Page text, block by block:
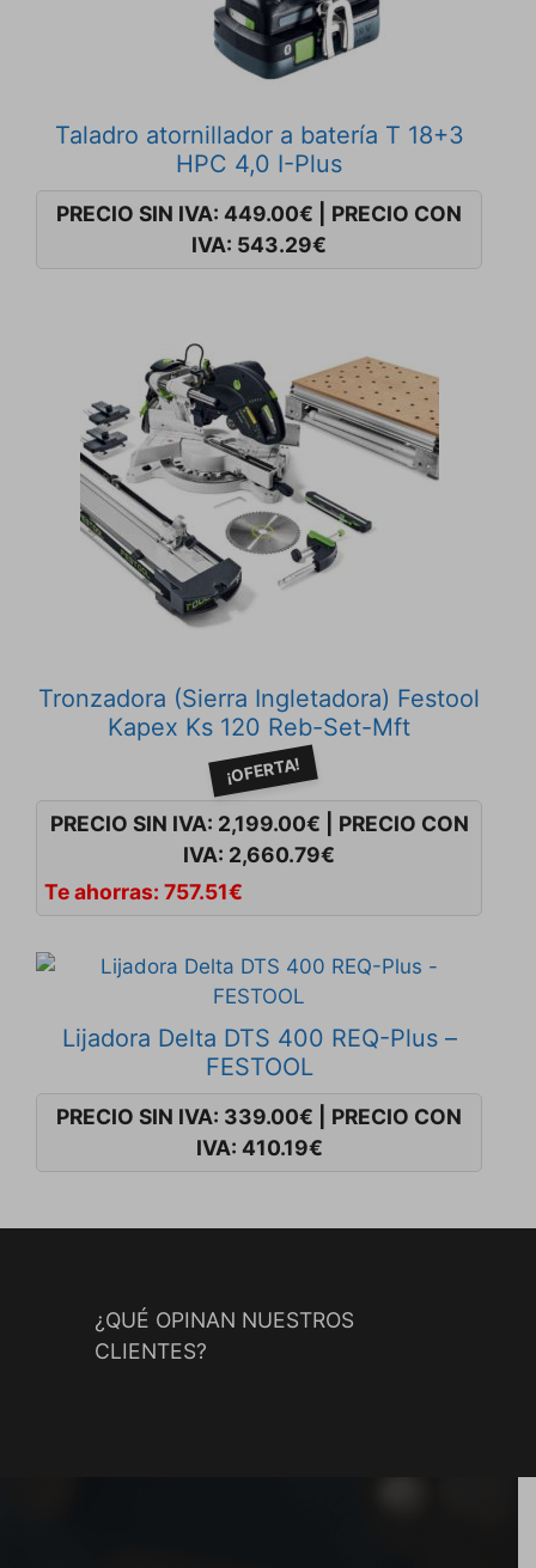
Taladro atornillador a batería T 18+3
HPC 4,0 I-Plus
PRECIO SIN IVA: 449.00€
PRECIO CON
IVA: 543.29€
Tronzadora (Sierra Ingletadora) Festool
Kapex Ks 120 Reb-Set-Mft
¡OFERTA!
PRECIO SIN IVA: 2,199.00€
PRECIO CON
IVA: 2,660.79€
Te ahorras: 757.51€
Lijadora Delta DTS 400 REQ-Plus –
FESTOOL
PRECIO SIN IVA: 339.00€
PRECIO CON
IVA: 410.19€
¿QUÉ OPINAN NUESTROS
CLIENTES?